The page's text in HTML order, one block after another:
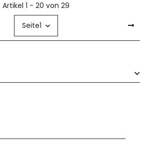
Artikel 1 - 20 von 29
Seite1